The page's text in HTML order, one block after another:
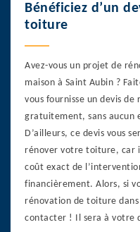
Bénéficiez d’un
toiture
Avez-vous un projet de
maison à Saint Aubin ?
vous fournisse un devis
gratuitement, sans aucun
D’ailleurs, ce devis vous
rénover votre toiture, car
coût exact de
financièrement. Alors, si
rénovation de toiture dans
contacter ! Il sera à votre